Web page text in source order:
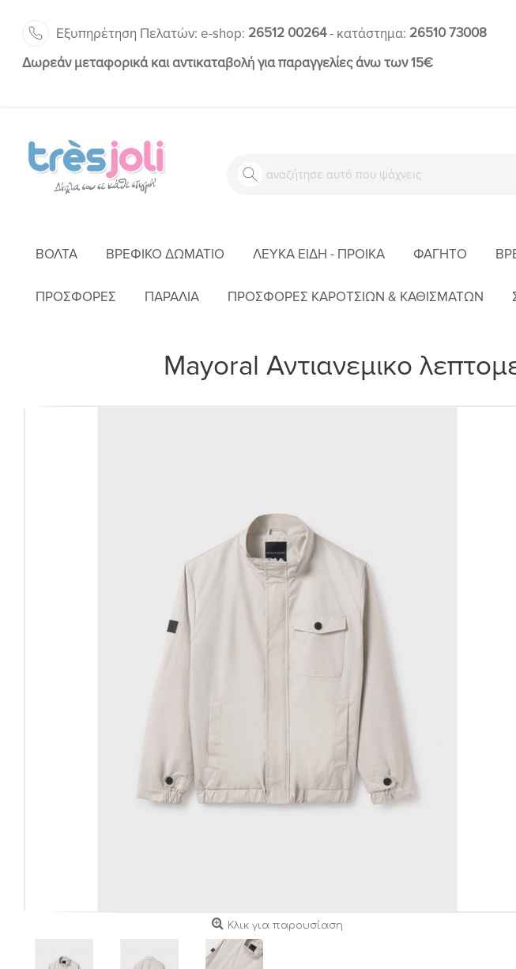
Εξυπηρέτηση Πελατών: e-shop: 26512 00264- κατάστημα: 26510 73008
Δωρεάν μεταφορικά και αντικαταβολή για παραγγελίες άνω των 15€
ΒΌΛΤΑ ΒΡΕΦΙΚΌ ΔΩΜΆΤΙΟ ΛΕΥΚΆ ΕΊΔΗ - ΠΡΟΊΚΑ ΦΑΓΗΤΌ
ΠΡΟΣΦΟΡΕΣ ΠΑΡΑΛΙΑ ΠΡΟΣΦΟΡΕΣ ΚΑΡΟΤΣΙΩΝ & ΚΑΘΙΣΜΑΤΩΝ
Mayoral Αντιανεμικο
Κλικ για παρουσίαση